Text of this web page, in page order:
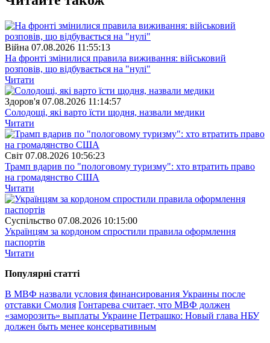
Війна 07.08.2026 11:55:13
На фронті змінилися правила виживання: військовий
розповів, що відбувається на "нулі"
Читати
Здоров'я 07.08.2026 11:14:57
Солодощі, які варто їсти щодня, назвали медики
Читати
Свiт 07.08.2026 10:56:23
Трамп вдарив по "пологовому туризму": хто втратить право
на громадянство США
Читати
Суспiльство 07.08.2026 10:15:00
Українцям за кордоном спростили правила оформлення
паспортів
Читати
Популярнi статтi
В МВФ назвали условия финансирования Украины после
отставки Смолия Гонтарева считает, что МВФ должен
«заморозить» выплаты Украине Петрашко: Новый глава НБУ
должен быть менее консервативным